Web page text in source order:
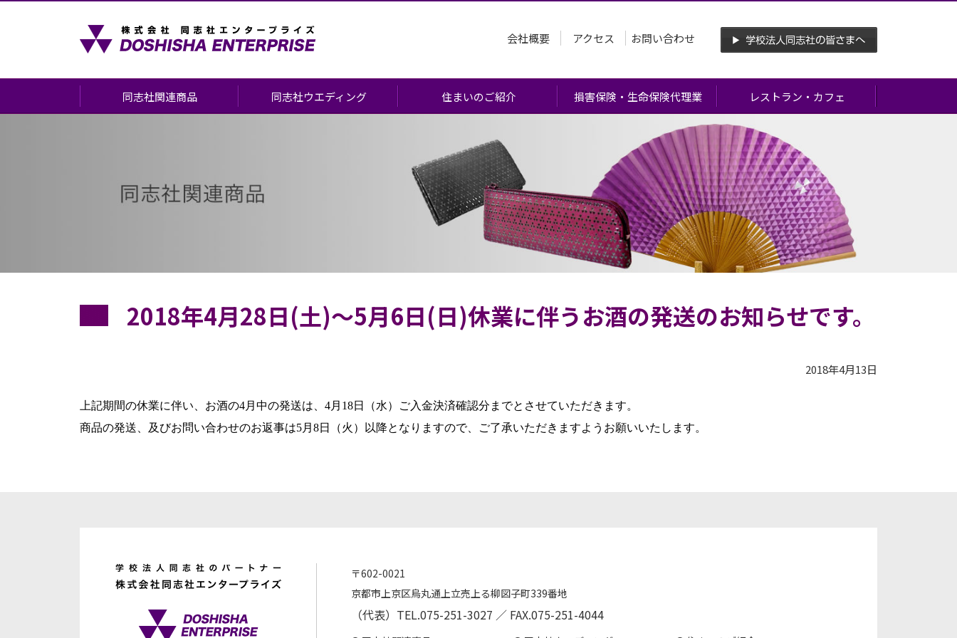
会社概要 アクセス お問い合わせ
同志社関連商品
お酒・食品
ショッピングカート
同志社ウエディング
お申し込みの流れ
よくあるご質問
住まいのご紹介 損害保険・生命保険代理業 レストラン・カフェ
2018年4月28日(土)～5月6日(日)休業に伴うお酒の発送のお知らせです。
2018年4月13日
上記期間の休業に伴い、お酒の4月中の発送は、4月18日（水）ご入金決済確認分までとさせていただきます。
商品の発送、及びお問い合わせのお返事は5月8日（火）以降となりますので、ご了承いただきますようお願いいたします。
〒602-0021
京都市上京区烏丸通上立売上る柳図子町339番地
（代表）TEL.075-251-3027 ／ FAX.075-251-4044